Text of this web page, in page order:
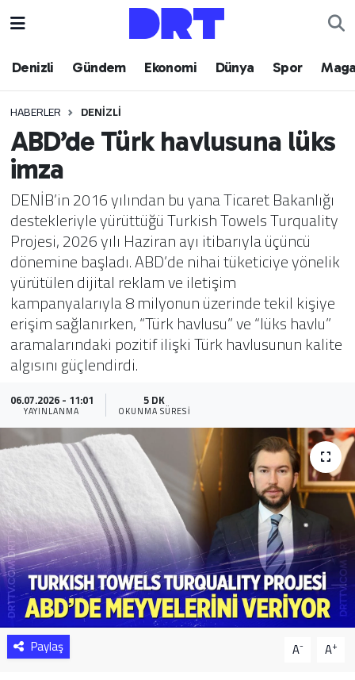
Denizli Gündem Ekonomi Dünya Spor
HABERLER DENIZLI
ABD’de Türk havlusuna lüks
imza
DENİB’in 2016 yılından bu yana Ticaret Bakanlığı
destekleriyle yürüttüğü Turkish Towels Turquality
Projesi, 2026 yılı Haziran ayı itibarıyla üçüncü
dönemine başladı. ABD’de nihai tüketiciye yönelik
yürütülen dijital reklam ve iletişim
kampanyalarıyla 8 milyonun üzerinde tekil kişiye
erişim sağlanırken, “Türk havlusu” ve “lüks havlu”
aramalarındaki pozitif ilişki Türk havlusunun kalite
algısını güçlendirdi.
06.07.2026 - 11:01
YAYINLANMA
5 DK
OKUNMA SÜRESI
Paylaş A- A+
Denizli
Ekonomi
Dünya
Spor
Magazin
Teknoloji
Yaşam
Yazarlar
Resmi İlan
Resmi Reklam
Hava Durumu
Trafik Durumu
Puan Durumu ve Fikstür
Tüm Manşetler
Son Dakika Haberleri
Haber Arşivi